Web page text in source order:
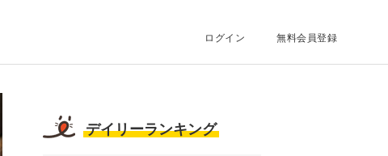
ログイン 無料会員登録
デイリーランキング